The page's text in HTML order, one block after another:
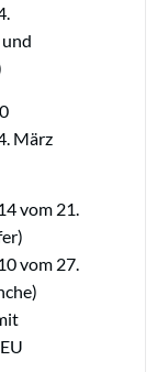
März
vom 21.
vom 27.